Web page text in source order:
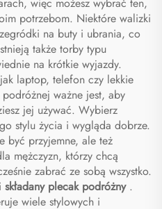
potrzebom. Niektóre walizki
na buty i ubrania, co
także torby typu
na krótkie wyjazdy.
laptop, telefon czy lekkie
ważne jest, aby
jej używać. Wybierz
stylu życia i wygląda dobrze.
być przyjemne, ale też
mężczyzn, którzy chcą
zabrać ze sobą wszystko.
składany plecak podróżny .
wiele stylowych i